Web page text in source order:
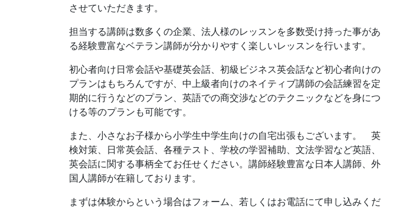
させていただきます。
担当する講師は数多くの企業、法人様のレッスンを多数受け持った事があ
る経験豊富なベテラン講師が分かりやすく楽しいレッスンを行います。
初心者向け日常会話や基礎英会話、初級ビジネス英会話など初心者向けの
プランはもちろんですが、中上級者向けのネイティブ講師の会話練習を定
期的に行うなどのプラン、英語での商交渉などのテクニックなどを身につ
ける等のプランも可能です。
また、小さなお子様から小学生中学生向けの自宅出張もございます。 英
検対策、日常英会話、各種テスト、学校の学習補助、文法学習など英語、
英会話に関する事柄全てお任せください。講師経験豊富な日本人講師、外
国人講師が在籍しております。
まずは体験からという場合はフォーム、若しくはお電話にて申し込みくだ